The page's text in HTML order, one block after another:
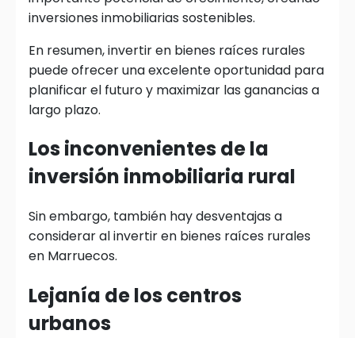
inversiones inmobiliarias sostenibles.
En resumen, invertir en bienes raíces rurales
puede ofrecer una excelente oportunidad para
planificar el futuro y maximizar las ganancias a
largo plazo.
Los inconvenientes de la
inversión inmobiliaria rural
Sin embargo, también hay desventajas a
considerar al invertir en bienes raíces rurales
en Marruecos.
Lejanía de los centros
urbanos